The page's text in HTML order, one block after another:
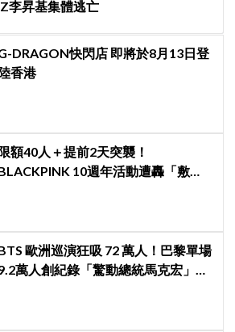
李昇基集體逃亡
DRAGON快閃店 即將於8月13日登
香港
額40人＋提前2天突襲！
10週年活動遭轟「敷
歐洲巡演狂吸 72 萬人！巴黎單場
萬人創紀錄「驚動總統馬克宏」下